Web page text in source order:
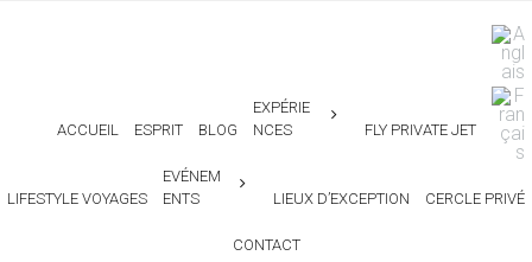
ACCUEIL ESPRIT BLOG
EXPÉRIE
NCES
FLY PRIVATE JET
LIFESTYLE VOYAGES
EVÉNEM
ENTS
LIEUX D’EXCEPTION CERCLE PRIVÉ
CONTACT